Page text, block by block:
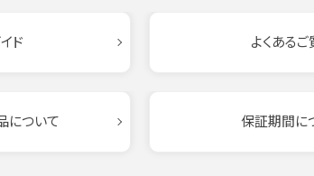
ド よくあるご
について 保証期間に